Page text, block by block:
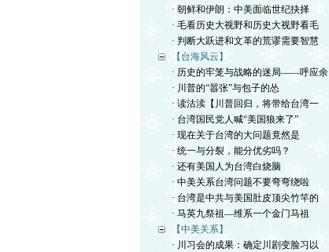
· 朝鲜和伊朗：中美面临世纪抉择
· 毛看历史大视野和历史大视野看毛
· 判断大跃进和文革的荒谬需要智慧
【台海风云】
· 历史的牢笼与战略的迷局——呼应余
· 川普的“嚣张”与包子的怂
· 读沽渎【川普回归，将带给台湾一
· 台湾国民党人喊“美国狼来了”
· 现在关于台湾的大问题竟然是
· 统一与分裂，能分优劣吗？
· 还有美国人为台湾白烧脑
· 中美关系台湾问题不要弯弯绕啦
· 台湾是中共与美国肚皮顶尖竹竿的
· 马英九祭祖—维系一个金门马祖
【中美关系】
· 川习会的成果：确定川剧变脸习以